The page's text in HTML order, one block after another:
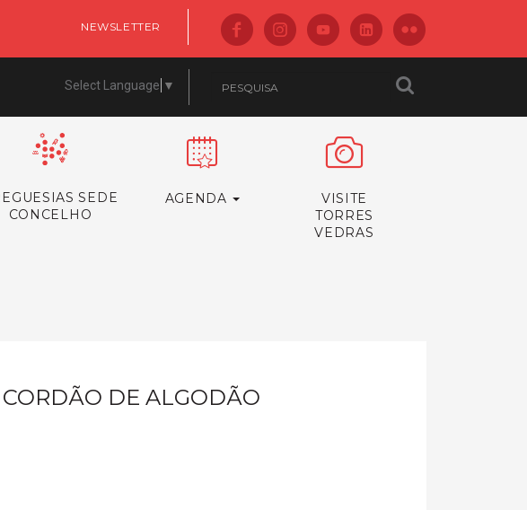
NEWSLETTER
Select Language ▼
SEDE
CONCELHO
AGENDA
VISITE
TORRES
VEDRAS
DE ALGODÃO